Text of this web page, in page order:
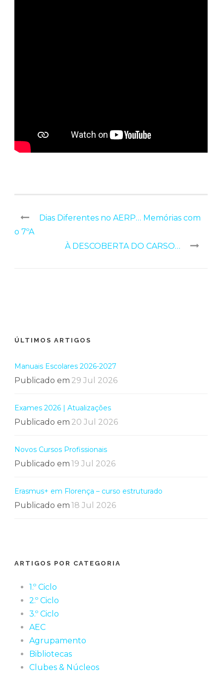
Dias Diferentes no AERP… Memórias com
o 7ºA
À DESCOBERTA DO CARSO…
ÚLTIMOS ARTIGOS
Manuais Escolares 2026-2027
Publicado em 29 Jul 2026
Exames 2026 | Atualizações
Publicado em 20 Jul 2026
Novos Cursos Profissionais
Publicado em 19 Jul 2026
Erasmus+ em Florença – curso estruturado
Publicado em 18 Jul 2026
ARTIGOS POR CATEGORIA
1.º Ciclo
2.º Ciclo
3.º Ciclo
AEC
Agrupamento
Bibliotecas
Clubes & Núcleos